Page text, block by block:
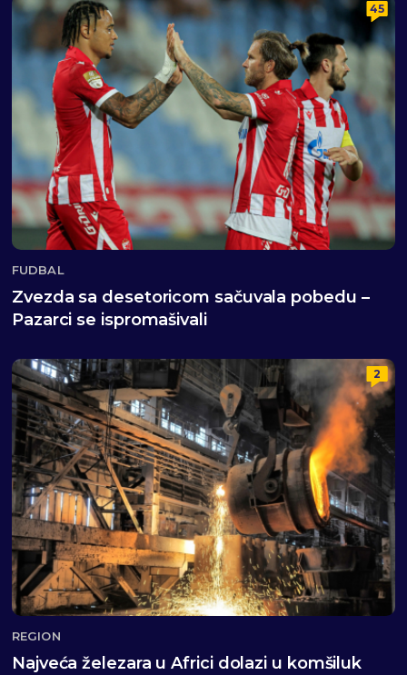
45
FUDBAL
Zvezda sa desetoricom sačuvala pobedu –
Pazarci se ispromašivali
2
REGION
Najveća železara u Africi dolazi u komšiluk